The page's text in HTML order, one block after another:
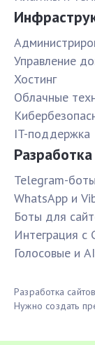
Управление
Хостинг
Облачные
IT-поддержка
Telegram-боты
WhatsApp и
Боты для
Интеграция с
Голосовые и
Разработка
Нужно создать